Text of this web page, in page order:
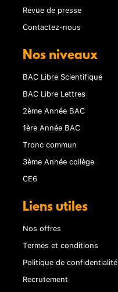
Revue de presse
Contactez-nous
Nos niveaux
BAC Libre Scientifique
BAC Libre Lettres
2ème Année BAC
1ère Année BAC
Tronc commun
3ème Année collège
CE6
Liens utiles
Nos offres
Termes et conditions
Politique de confidentialité
Recrutement